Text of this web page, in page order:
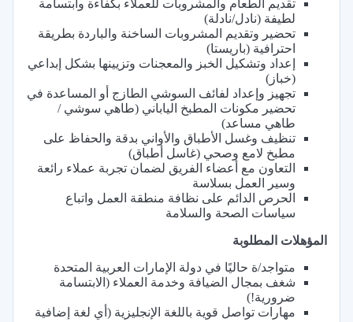
تقديم الطعام والمشروبات للعملاء بكفاءة وابتسامة
لطيفة (نادل/نادلة)
تحضير وتقديم المشروبات الساخنة والباردة بطريقة
احترافية (باريستا)
إعداد وتشكيل الخبز والمعجنات وتزيينها بشكل إبداعي
(خباز)
تجهيز وإعداد لفائف السوشي الطازج أو المساعدة في
تحضير مكونات المطبخ الياباني (طاهي سوشي /
طاهي مساعد)
تنظيف وغسل الأطباق والأواني بدقة والحفاظ على
مطبخ لامع وصحي (غاسل أطباق)
التعاون مع أعضاء الفريق لضمان تجربة عملاء رائعة
وسير العمل بسلاسة
الحرص الدائم على نظافة منطقة العمل واتباع
سياسات الصحة والسلامة
المؤهلات المطلوبة
متواجد/ة حاليًا في دولة الإمارات العربية المتحدة
شغف بمجال الضيافة وخدمة العملاء (الابتسامة
ضرورية!)
مهارات تواصل قوية باللغة الإنجليزية (أي لغة إضافية